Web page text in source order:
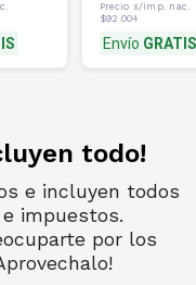
Precio s/imp. nac.
$92.004
Envío GRATIS
todo!
e incluyen todos
impuestos.
por los